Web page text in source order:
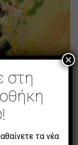
στη
τα νέα
×